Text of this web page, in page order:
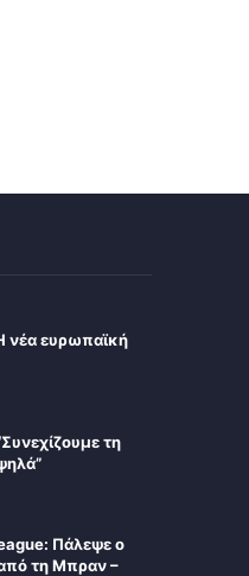
νέα ευρωπαϊκή
τη
Πάλεψε ο
τη Μπραν –